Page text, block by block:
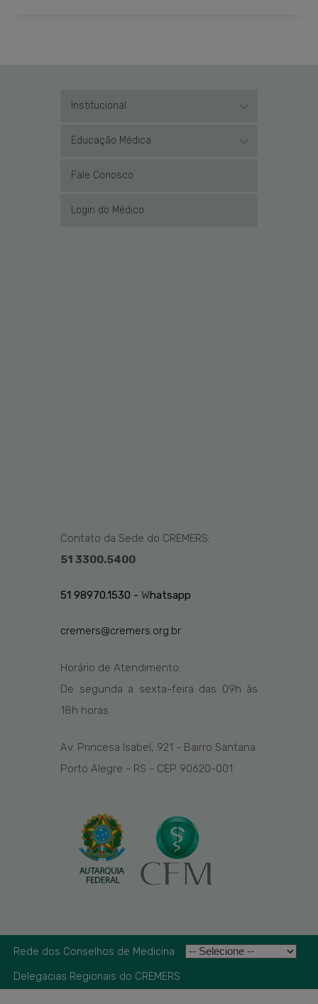
Institucional
Educação Médica
Fale Conosco
Login do Médico
Contato da Sede do CREMERS:
51 3300.5400
51 98970.1530 - Whatsapp
cremers@cremers.org.br
Horário de Atendimento:
De segunda a sexta-feira das 09h às
18h horas
Av. Princesa Isabel, 921 - Bairro Santana
Porto Alegre - RS - CEP 90620-001
Rede dos Conselhos de Medicina
Delegacias Regionais do CREMERS